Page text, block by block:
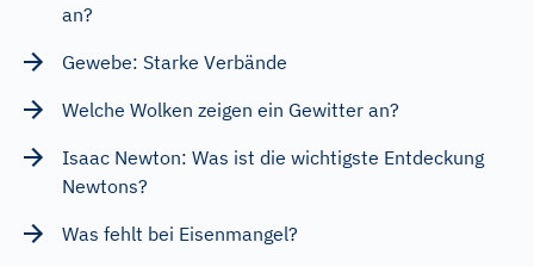
an?
Gewebe: Starke Verbände
Welche Wolken zeigen ein Gewitter an?
Isaac Newton: Was ist die wichtigste Entdeckung
Newtons?
Was fehlt bei Eisenmangel?